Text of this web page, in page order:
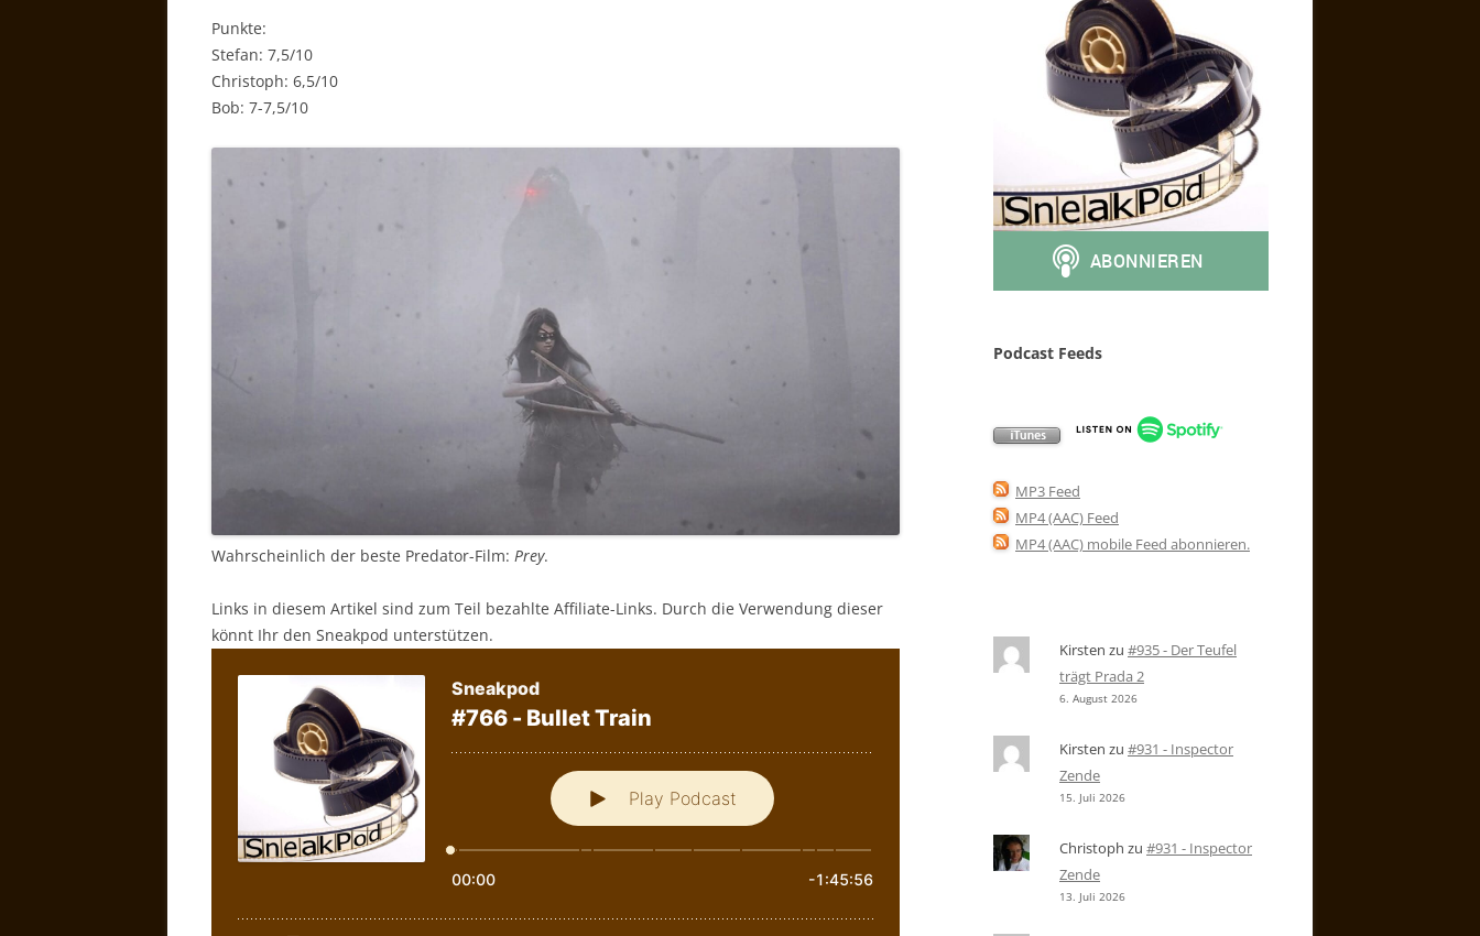
Punkte:
Stefan: 7,5/10
Christoph: 6,5/10
Bob: 7-7,5/10
Wahrscheinlich der beste Predator-Film: Prey.
Links in diesem Artikel sind zum Teil bezahlte Affiliate-Links. Durch die Verwendung dieser
könnt Ihr den Sneakpod unterstützen.
Podcast Feeds
MP3 Feed
MP4 (AAC) Feed
MP4 (AAC) mobile Feed abonnieren.
Kirsten zu #935 - Der Teufel
trägt Prada 2
6. August 2026
Kirsten zu #931 - Inspector
Zende
15. Juli 2026
Christoph zu #931 - Inspector
Zende
13. Juli 2026